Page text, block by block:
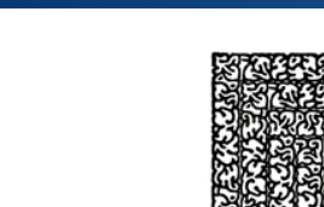
Einst und Heute
Marken
Konzerne